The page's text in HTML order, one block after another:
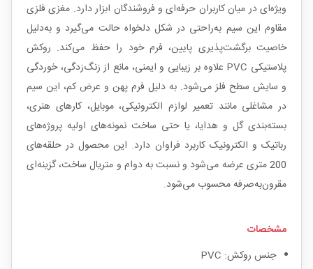
ویژه‌ای در میان کاربران حرفه‌ای و فروشندگان ابزار دارد. مغزی فلزی
مقاوم این سیم به‌راحتی در شکل دلخواه حالت می‌گیرد و به‌دلیل
خاصیت برگشت‌پذیری پایین، فرم خود را حفظ می‌کند. روکش
پلاستیکی PVC علاوه بر زیبایی و ایمنی، مانع از زنگ‌زدگی، خوردگی
و سایش سطح فلز می‌شود. به دلیل فرم پهن و عرض کم، این سیم
در مشاغلی مانند تعمیر لوازم الکترونیکی، موبایل، کارهای هنری،
بسته‌بندی گل و هدایا، یا حتی ساخت نمونه‌های اولیه پروژه‌های
رباتیک و الکترونیک کاربرد فراوان دارد. این محصول در حلقه‌های
200 متری عرضه می‌شود و نسبت به دوام و متریال ساخت، گزینه‌ای
مقرون‌به‌صرفه محسوب می‌شود.
مشخصات
جنس روکش: PVC